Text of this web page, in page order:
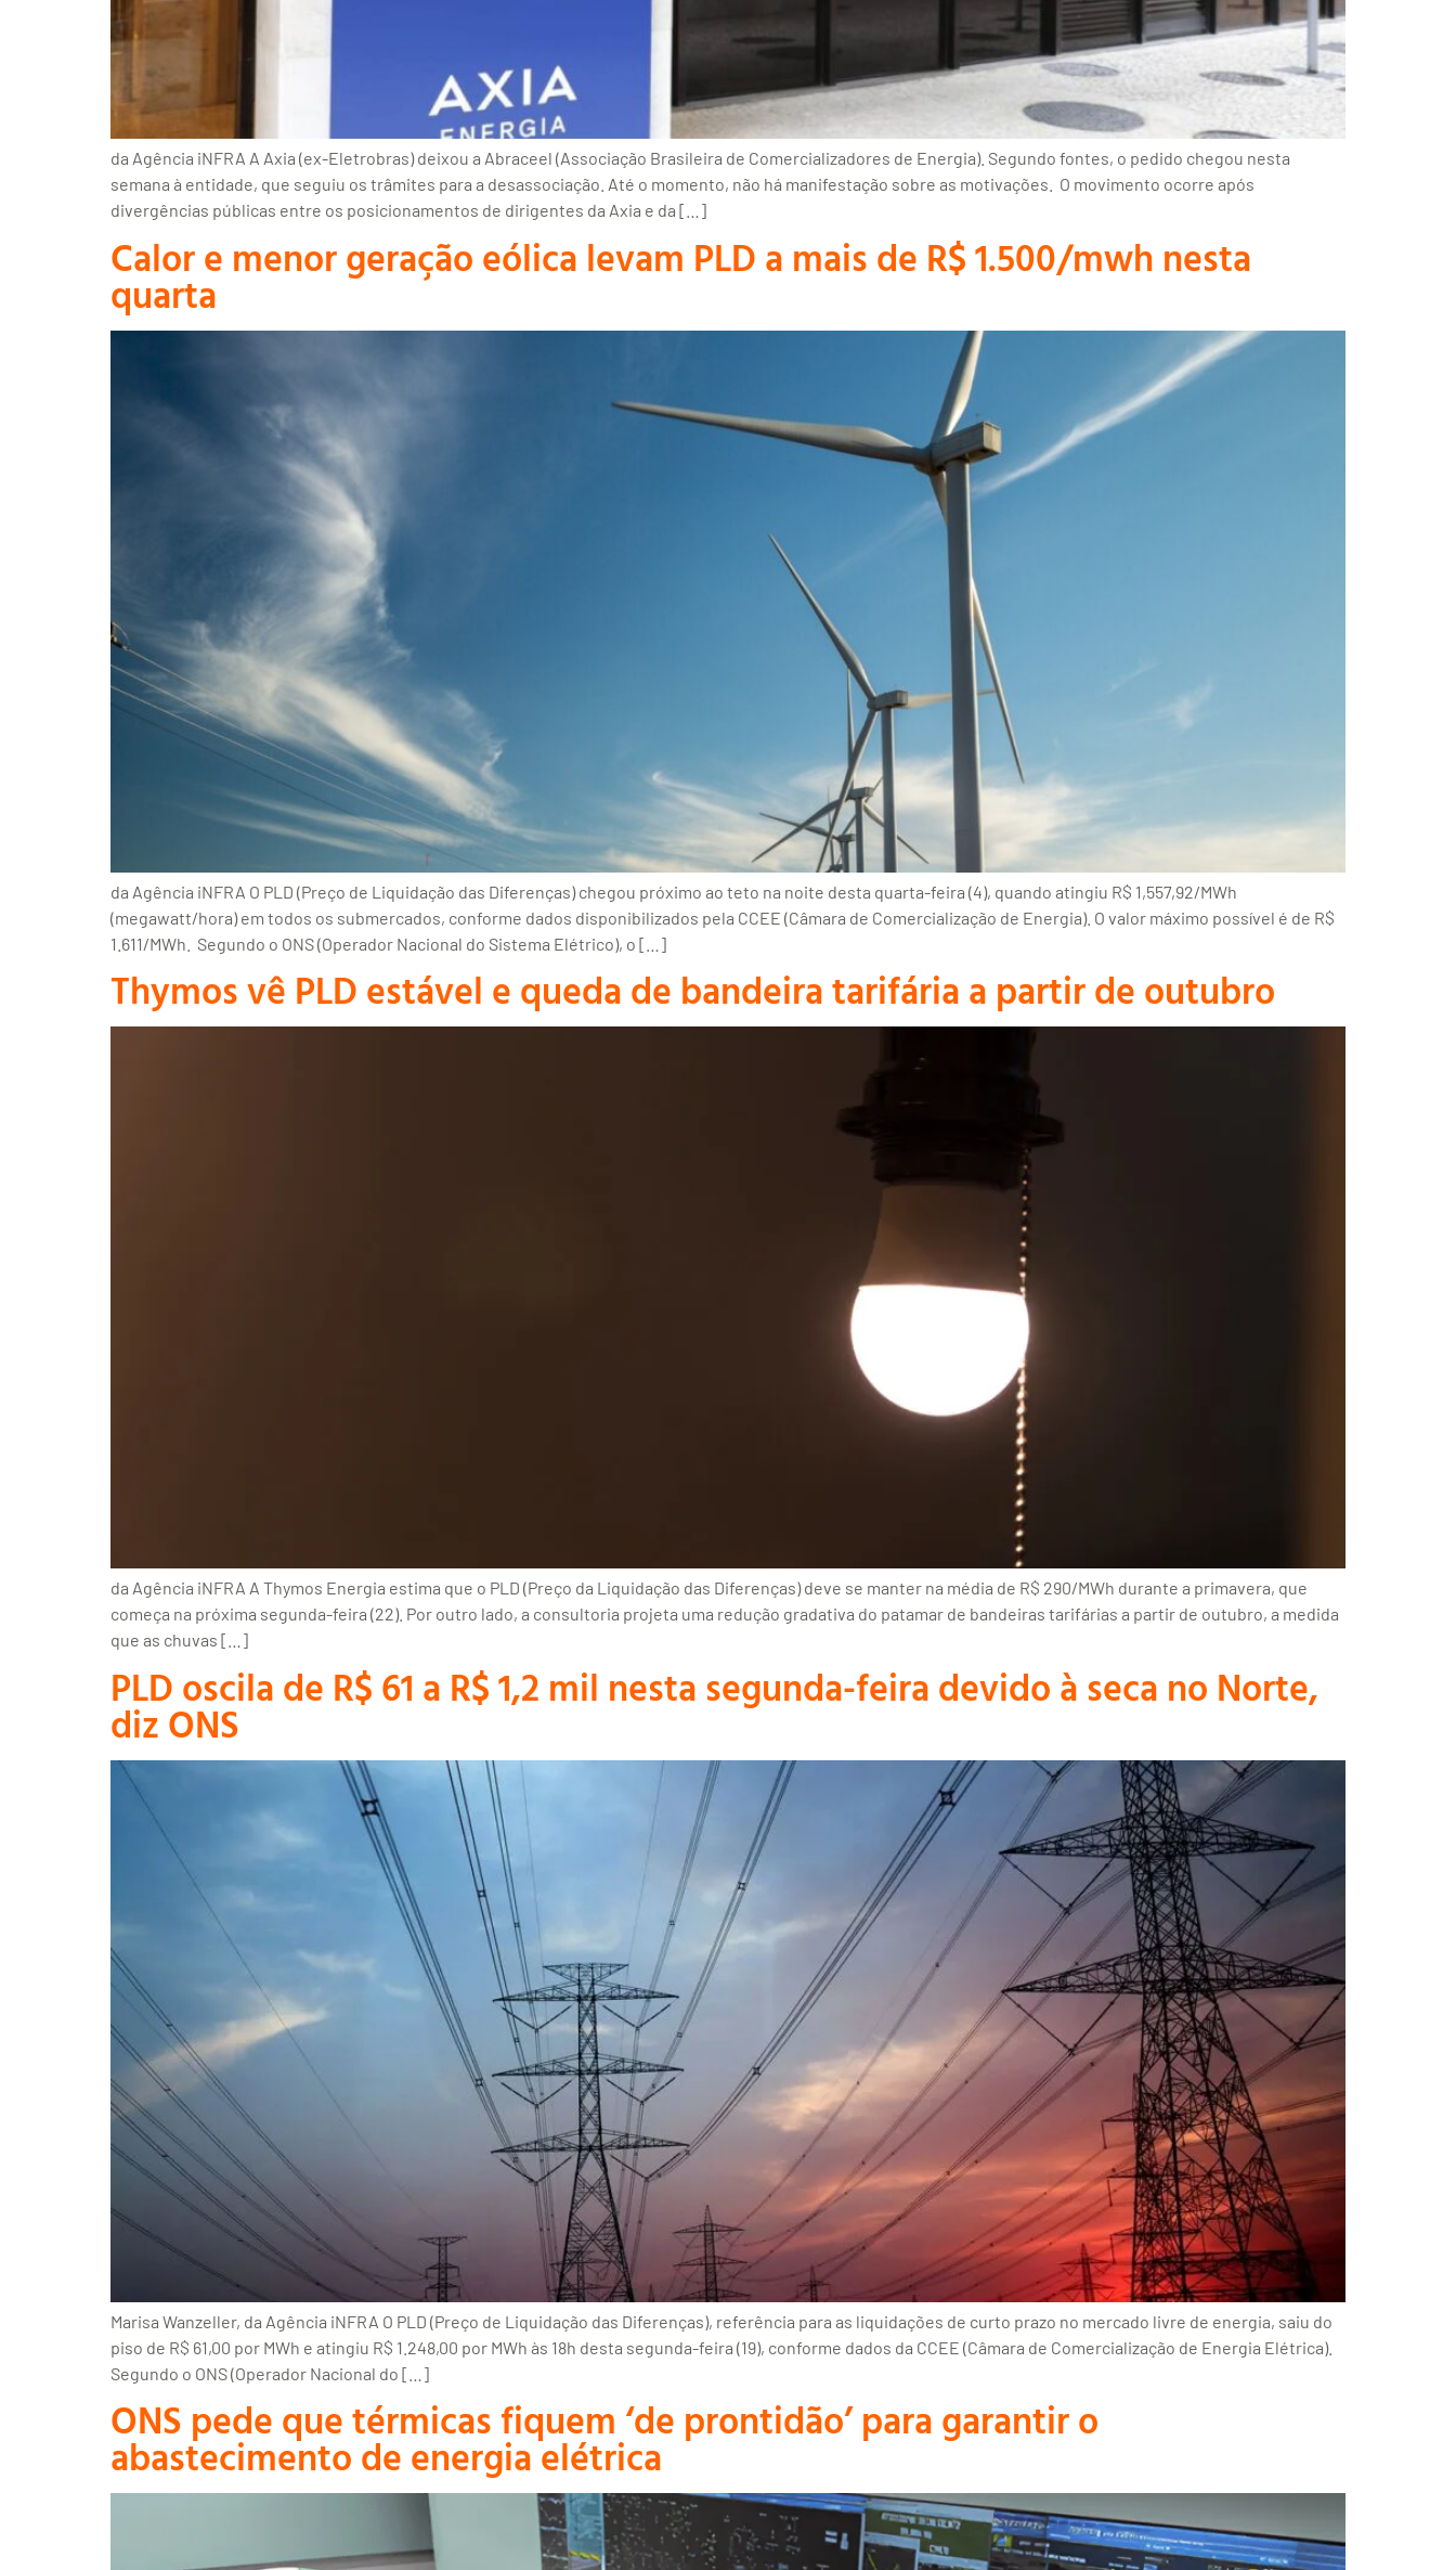
da Agência iNFRA A Axia (ex-Eletrobras) deixou a Abraceel (Associação Brasileira de Comercializadores de Energia). Segundo fontes, o pedido chegou nesta
semana à entidade, que seguiu os trâmites para a desassociação. Até o momento, não há manifestação sobre as motivações. O movimento ocorre após
divergências públicas entre os posicionamentos de dirigentes da Axia e da […]
Calor e menor geração eólica levam PLD a mais de R$ 1.500/mwh nesta
quarta
da Agência iNFRA O PLD (Preço de Liquidação das Diferenças) chegou próximo ao teto na noite desta quarta-feira (4), quando atingiu R$ 1,557,92/MWh
(megawatt/hora) em todos os submercados, conforme dados disponibilizados pela CCEE (Câmara de Comercialização de Energia). O valor máximo possível é de R$
1.611/MWh. Segundo o ONS (Operador Nacional do Sistema Elétrico), o […]
Thymos vê PLD estável e queda de bandeira tarifária a partir de outubro
da Agência iNFRA A Thymos Energia estima que o PLD (Preço da Liquidação das Diferenças) deve se manter na média de R$ 290/MWh durante a primavera, que
começa na próxima segunda-feira (22). Por outro lado, a consultoria projeta uma redução gradativa do patamar de bandeiras tarifárias a partir de outubro, a medida
que as chuvas […]
PLD oscila de R$ 61 a R$ 1,2 mil nesta segunda-feira devido à seca no Norte,
diz ONS
Marisa Wanzeller, da Agência iNFRA O PLD (Preço de Liquidação das Diferenças), referência para as liquidações de curto prazo no mercado livre de energia, saiu do
piso de R$ 61,00 por MWh e atingiu R$ 1.248,00 por MWh às 18h desta segunda-feira (19), conforme dados da CCEE (Câmara de Comercialização de Energia Elétrica).
Segundo o ONS (Operador Nacional do […]
ONS pede que térmicas fiquem ‘de prontidão’ para garantir o
abastecimento de energia elétrica